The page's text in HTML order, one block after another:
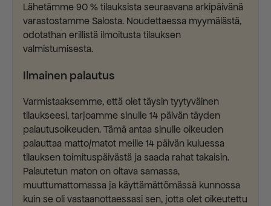
Lähetämme 90 % tilauksista seuraavana arkipäivänä
varastostamme Salosta. Noudettaessa myymälästä,
odotathan erillistä ilmoitusta tilauksen
valmistumisesta.
Ilmainen palautus
Varmistaaksemme, että olet täysin tyytyväinen
tilaukseesi, tarjoamme sinulle 14 päivän täyden
palautusoikeuden. Tämä antaa sinulle oikeuden
palauttaa matto/matot meille 14 päivän kuluessa
tilauksen toimituspäivästä ja saada rahat takaisin.
Palautetun maton on oltava samassa,
muuttumattomassa ja käyttämättömässä kunnossa
kuin se oli vastaanottaessasi sen, jotta olet oikeutettu